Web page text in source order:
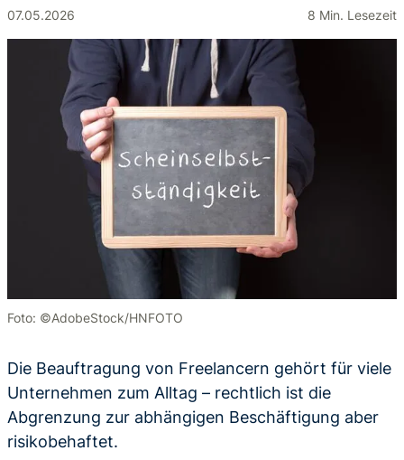
07.05.2026 8 Min. Lesezeit
Foto: ©AdobeStock/HNFOTO
Die Beauftragung von Freelancern gehört für viele
Unternehmen zum Alltag – rechtlich ist die
Abgrenzung zur abhängigen Beschäftigung aber
risikobehaftet.